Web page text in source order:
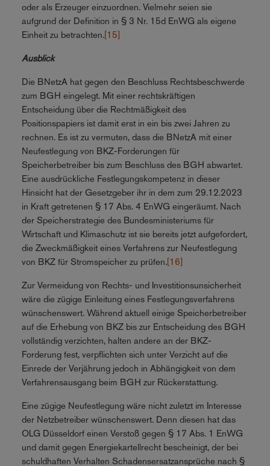
oder als Erzeuger einzuordnen. Vielmehr seien sie
aufgrund der Definition in § 3 Nr. 15d EnWG als eigene
Einheit zu betrachten.[15]
Ausblick
Die BNetzA hat gegen den Beschluss Rechtsbeschwerde
zum BGH eingelegt. Mit einer rechtskräftigen
Entscheidung über die Rechtmäßigkeit des
Positionspapiers ist damit erst in ein bis zwei Jahren zu
rechnen. Es ist zu vermuten, dass die BNetzA mit einer
Neufestlegung von BKZ-Forderungen für
Speicherbetreiber bis zum Beschluss des BGH abwartet.
Eine ausdrückliche Festlegungskompetenz in dieser
Hinsicht hat der Gesetzgeber ihr in dem zum 29.12.2023
in Kraft getretenen § 17 Abs. 4 EnWG eingeräumt. Nach
der Speicherstrategie des Bundesministeriums für
Wirtschaft und Klimaschutz ist sie bereits jetzt aufgefordert,
die Zweckmäßigkeit eines Verfahrens zur Neufestlegung
von BKZ für Stromspeicher zu prüfen.[16]
Zur Vermeidung von Rechts- und Investitionsunsicherheit
wäre die zügige Einleitung eines Festlegungsverfahrens
wünschenswert. Während aktuell einige Speicherbetreiber
auf die Erhebung von BKZ bis zur Entscheidung des BGH
vollständig verzichten, halten andere an der BKZ-
Forderung fest, verpflichten sich unter Verzicht auf die
Einrede der Verjährung jedoch in Abhängigkeit von dem
Verfahrensausgang beim BGH zur Rückerstattung.
Eine zügige Neufestlegung wäre nicht zuletzt im Interesse
der Netzbetreiber wünschenswert. Denn diesen hat das
OLG Düsseldorf einen Verstoß gegen § 17 Abs. 1 EnWG
und damit gegen Energiekartellrecht bescheinigt, der bei
schuldhaften Verhalten Schadensersatzansprüche nach §